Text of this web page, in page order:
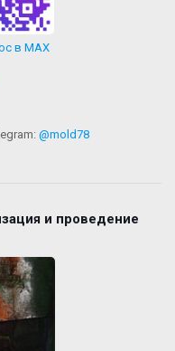
в MAX
@mold78
и проведение